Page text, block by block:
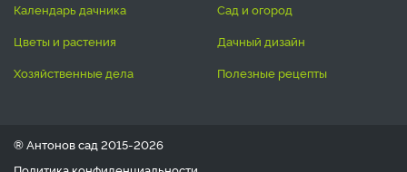
календарь дачника
сад и огород
цветы и растения
дачный дизайн
хозяйственные дела
полезные рецепты
® Антонов сад 2015-2026